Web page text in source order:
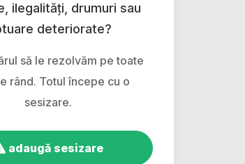
ilegalități, drumuri sau
deteriorate?
să le rezolvăm pe toate
rând. Totul începe cu o
sesizare.
adaugă sesizare